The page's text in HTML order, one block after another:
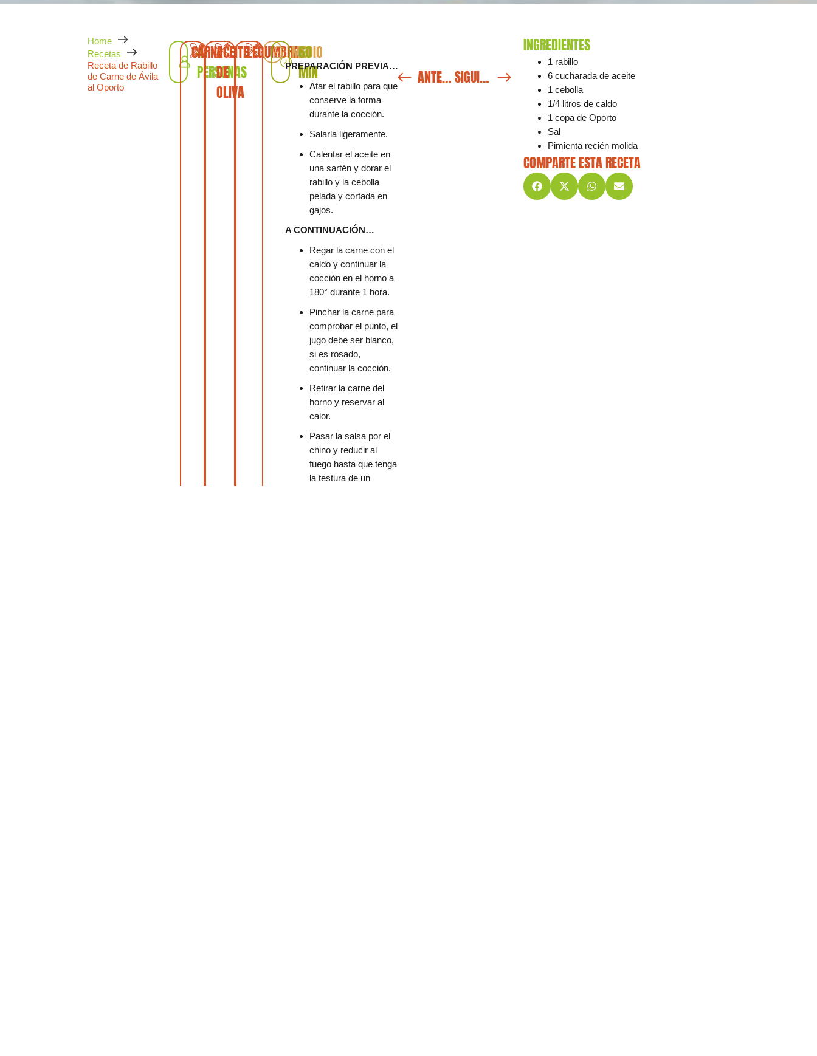
Home
Recetas
Receta de Rabillo
de Carne de Ávila
al Oporto
4
PERSONAS
CARNEACEITE
DE
OLIVA
LEGUMBRESMEDIO
60
MIN
PREPARACIÓN PREVIA…
Atar el rabillo para que
conserve la forma
durante la cocción.
Salarla ligeramente.
Calentar el aceite en
una sartén y dorar el
rabillo y la cebolla
pelada y cortada en
gajos.
A CONTINUACIÓN…
Regar la carne con el
caldo y continuar la
cocción en el horno a
180° durante 1 hora.
Pinchar la carne para
comprobar el punto, el
jugo debe ser blanco,
si es rosado,
continuar la cocción.
Retirar la carne del
horno y reservar al
calor.
Pasar la salsa por el
chino y reducir al
fuego hasta que tenga
la testura de un
ANTERIOR SIGUIENTE
INGREDIENTES
1 rabillo
6 cucharada de aceite
1 cebolla
1/4 litros de caldo
1 copa de Oporto
Sal
Pimienta recién molida
COMPARTE ESTA RECETA